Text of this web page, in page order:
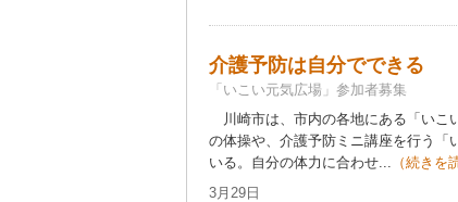
介護予防は自分でできる
「いこい元気広場」参加者募集
川崎市は、市内の各地にある「いこ
の体操や、介護予防ミニ講座を行う「
いる。自分の体力に合わせ... （続きを
3月29日